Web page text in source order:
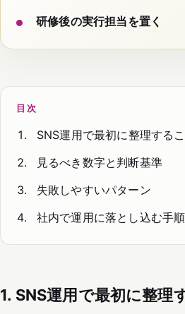
研修後の実行担当を置く
目次
SNS運用で最初に整理する
見るべき数字と判断基準
失敗しやすいパターン
社内で運用に落とし込む手順
1. SNS運用で最初に整理